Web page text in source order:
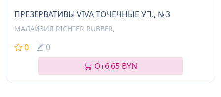
ПРЕЗЕРВАТИВЫ VIVA ТОЧЕЧНЫЕ УП., №3
МАЛАЙЗИЯ RICHTER RUBBER,
0
0
От6,65 BYN